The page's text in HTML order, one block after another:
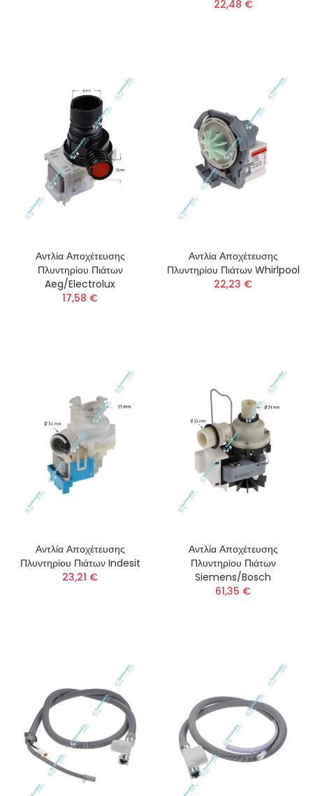
22,48 €
Αντλία Αποχέτευσης
Πλυντηρίου Πιάτων
Aeg/Electrolux
17,58 €
Αντλία Αποχέτευσης
Πλυντηρίου Πιάτων Whirlpool
22,23 €
Αντλία Αποχέτευσης
Πλυντηρίου Πιάτων Indesit
23,21 €
Αντλία Αποχέτευσης
Πλυντηρίου Πιάτων
Siemens/Bosch
61,35 €